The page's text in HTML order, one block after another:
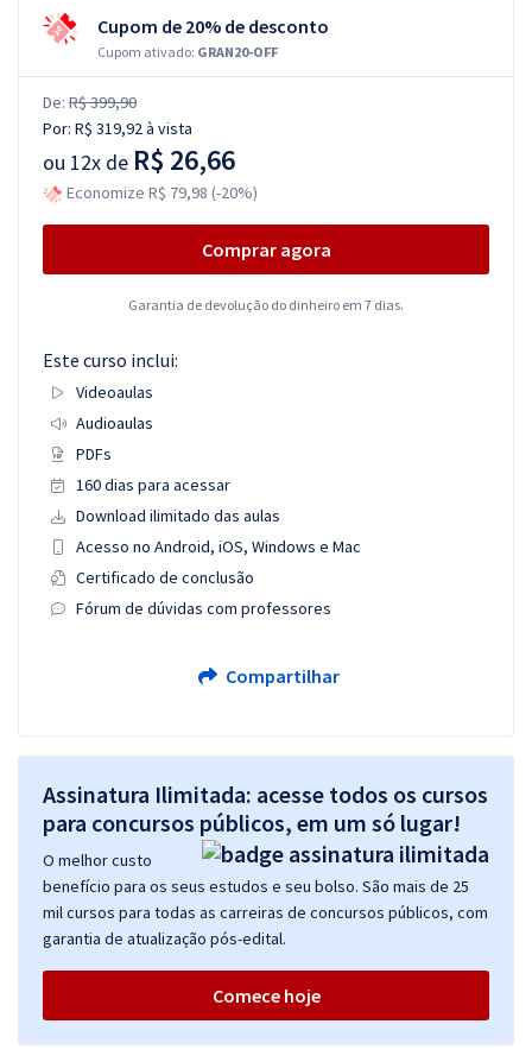
Cupom de 20% de desconto
Cupom ativado: GRAN20-OFF
De: R$ 399,90
Por: R$ 319,92à vista
ou 12x de R$ 26,66
Economize R$ 79,98 (-20%)
Comprar agora
Garantia de devolução do dinheiro em 7 dias.
Este curso inclui:
Videoaulas
Audioaulas
PDFs
160 dias para acessar
Download ilimitado das aulas
Acesso no Android, iOS, Windows e Mac
Certificado de conclusão
Fórum de dúvidas com professores
Compartilhar
Assinatura Ilimitada: acesse todos os cursos
para concursos públicos, em um só lugar!
O melhor custo
benefício para os seus estudos e seu bolso. São mais de 25
mil cursos para todas as carreiras de concursos públicos, com
garantia de atualização pós-edital.
Comece hoje